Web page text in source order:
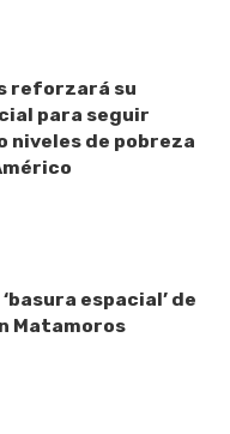
reforzará su
para seguir
niveles de pobreza
espacial’ de
Matamoros